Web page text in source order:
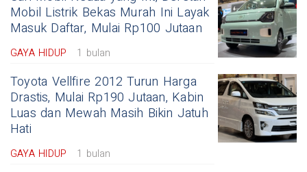
Mobil Listrik Bekas Murah Ini Layak
Masuk Daftar, Mulai Rp100 Jutaan
GAYA HIDUP 1 bulan
Toyota Vellfire 2012 Turun Harga
Drastis, Mulai Rp190 Jutaan, Kabin
Luas dan Mewah Masih Bikin Jatuh
Hati
GAYA HIDUP 1 bulan